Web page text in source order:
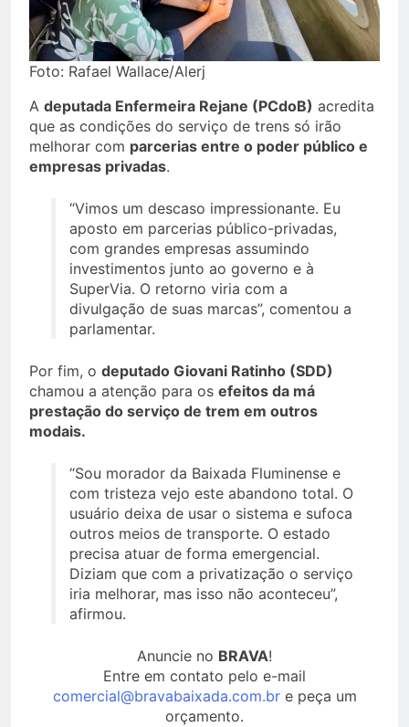
Foto: Rafael Wallace/Alerj
A deputada Enfermeira Rejane (PCdoB) acredita
que as condições do serviço de trens só irão
melhorar com parcerias entre o poder público e
empresas privadas.
“Vimos um descaso impressionante. Eu
aposto em parcerias público-privadas,
com grandes empresas assumindo
investimentos junto ao governo e à
SuperVia. O retorno viria com a
divulgação de suas marcas”, comentou a
parlamentar.
Por fim, o deputado Giovani Ratinho (SDD)
chamou a atenção para os efeitos da má
prestação do serviço de trem em outros
modais.
“Sou morador da Baixada Fluminense e
com tristeza vejo este abandono total. O
usuário deixa de usar o sistema e sufoca
outros meios de transporte. O estado
precisa atuar de forma emergencial.
Diziam que com a privatização o serviço
iria melhorar, mas isso não aconteceu”,
afirmou.
Anuncie no BRAVA!
Entre em contato pelo e-mail
comercial@bravabaixada.com.bre peça um
orçamento.